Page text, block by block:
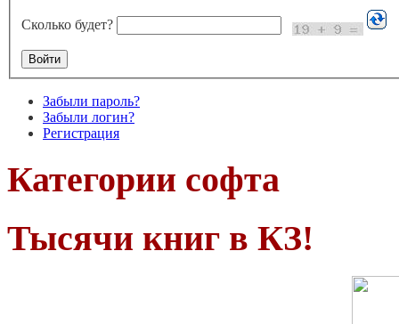
Сколько будет?
Забыли пароль?
Забыли логин?
Регистрация
Категории софта
Тысячи книг в КЗ!